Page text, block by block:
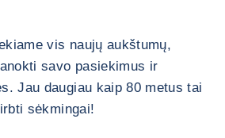
vis naujų aukštumų,
savo pasiekimus ir
Jau daugiau kaip 80 metus tai
sėkmingai!